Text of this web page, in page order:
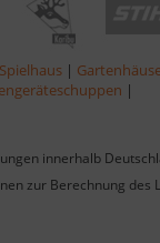
Spielhaus |
|
innerhalb
zur Berechnung des